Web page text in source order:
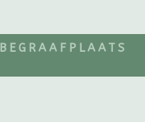
BEGRAAFPLAATS